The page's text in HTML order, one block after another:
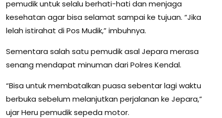
pemudik untuk selalu berhati-hati dan menjaga
kesehatan agar bisa selamat sampai ke tujuan. “Jika
lelah istirahat di Pos Mudik,” imbuhnya.
Sementara salah satu pemudik asal Jepara merasa
senang mendapat minuman dari Polres Kendal.
“Bisa untuk membatalkan puasa sebentar lagi waktu
berbuka sebelum melanjutkan perjalanan ke Jepara,”
ujar Heru pemudik sepeda motor.